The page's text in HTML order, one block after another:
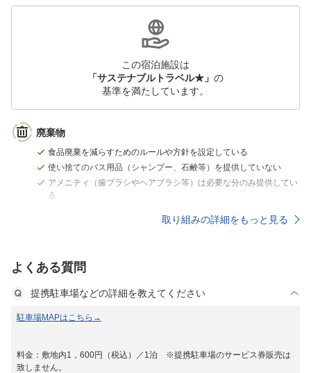
この宿泊施設は
「サステナブルトラベル★」 の
基準を満たしています。
廃棄物
食品廃棄を減らすためのルールや方針を設定している
使い捨てのバス用品（シャンプー、石鹸等）を提供していない
アメニティ（歯ブラシやヘアブラシ等）は必要な分のみ提供してい
る
取り組みの詳細をもっと見る
よくある質問
提携駐車場などの詳細を教えてください
駐車場MAPはこちら→
料金：敷地内1，600円（税込）／1泊 ※提携駐車場のサービス券販売は
致しません。